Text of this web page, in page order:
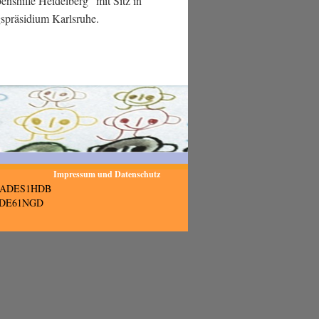
Karlsruhe.
Impressum und Datenschutz